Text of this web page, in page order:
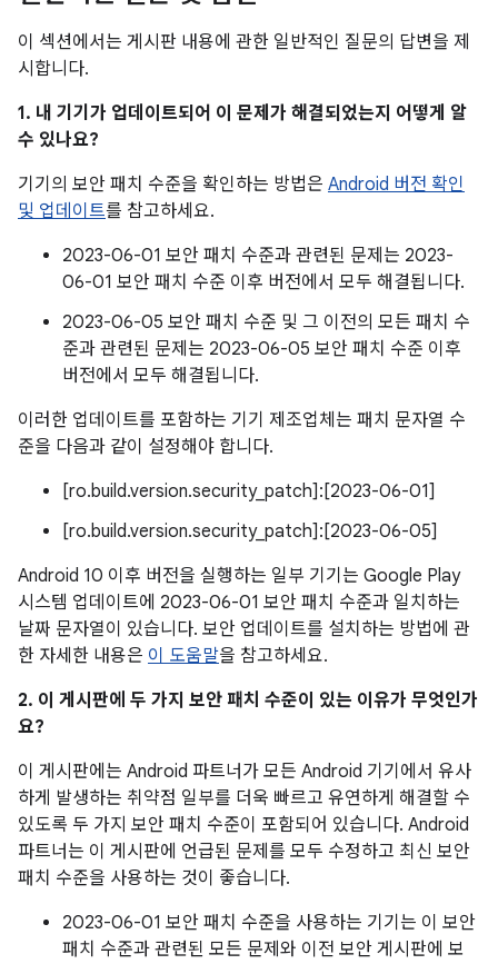
이 섹션에서는 게시판 내용에 관한 일반적인 질문의 답변을 제
시합니다.
1. 내 기기가 업데이트되어 이 문제가 해결되었는지 어떻게 알
수 있나요?
기기의 보안 패치 수준을 확인하는 방법은 Android 버전 확인
및 업데이트를 참고하세요.
2023-06-01 보안 패치 수준과 관련된 문제는 2023-
06-01 보안 패치 수준 이후 버전에서 모두 해결됩니다.
2023-06-05 보안 패치 수준 및 그 이전의 모든 패치 수
준과 관련된 문제는 2023-06-05 보안 패치 수준 이후
버전에서 모두 해결됩니다.
이러한 업데이트를 포함하는 기기 제조업체는 패치 문자열 수
준을 다음과 같이 설정해야 합니다.
[ro.build.version.security_patch]:[2023-06-01]
[ro.build.version.security_patch]:[2023-06-05]
Android 10 이후 버전을 실행하는 일부 기기는 Google Play
시스템 업데이트에 2023-06-01 보안 패치 수준과 일치하는
날짜 문자열이 있습니다. 보안 업데이트를 설치하는 방법에 관
한 자세한 내용은 이 도움말을 참고하세요.
2. 이 게시판에 두 가지 보안 패치 수준이 있는 이유가 무엇인가
요?
이 게시판에는 Android 파트너가 모든 Android 기기에서 유사
하게 발생하는 취약점 일부를 더욱 빠르고 유연하게 해결할 수
있도록 두 가지 보안 패치 수준이 포함되어 있습니다. Android
파트너는 이 게시판에 언급된 문제를 모두 수정하고 최신 보안
패치 수준을 사용하는 것이 좋습니다.
2023-06-01 보안 패치 수준을 사용하는 기기는 이 보안
패치 수준과 관련된 모든 문제와 이전 보안 게시판에 보